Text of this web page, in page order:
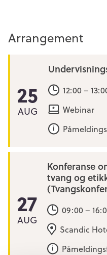
Arrangement
25
AUG
12:00 –
Webinar
27
AUG
Konferanse
tvang og
09:00 –
Scandic